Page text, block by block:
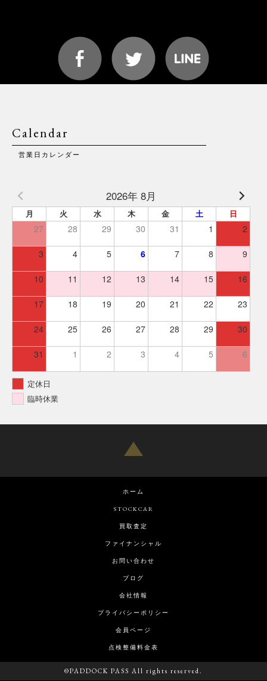
Calendar
営業日カレンダー
2026年 8月
月 火 水 木 金 土 日
27 28 29 30 31 1 2
3 4 5 6 7 8 9
10 11 12 13 14 15 16
17 18 19 20 21 22 23
24 25 26 27 28 29 30
31 1 2 3 4 5 6
定休日
臨時休業
ホーム
STOCKCAR
買取査定
ファイナンシャル
お問い合わせ
ブログ
会社情報
プライバシーポリシー
会員ページ
点検整備料金表
©PADDOCK PASS All rights reserved.